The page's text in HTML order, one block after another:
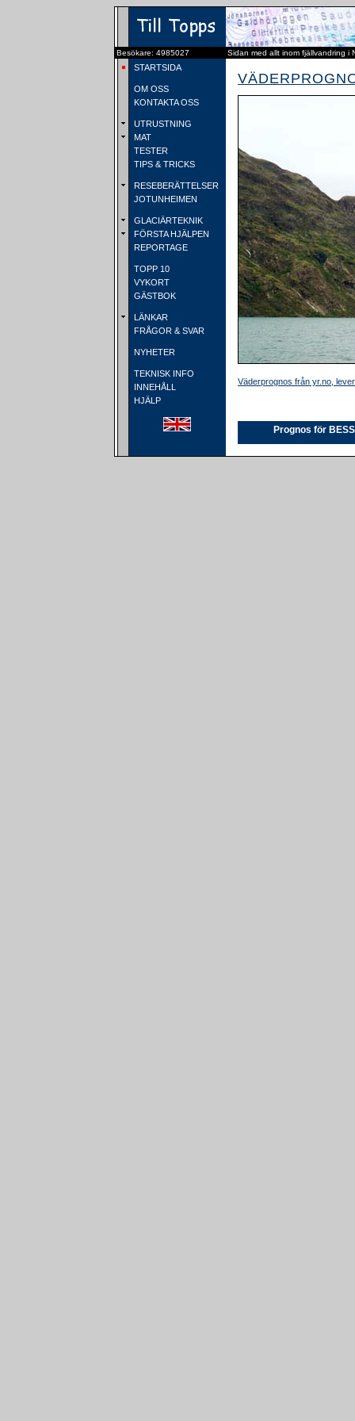
Besökare: 4985027 Sidan med allt inom fjällvandring i
STARTSIDA
OM OSS
KONTAKTA OSS
UTRUSTNING
MAT
TESTER
TIPS & TRICKS
RESEBERÄTTELSER
JOTUNHEIMEN
GLACIÄRTEKNIK
FÖRSTA HJÄLPEN
REPORTAGE
TOPP 10
VYKORT
GÄSTBOK
LÄNKAR
FRÅGOR & SVAR
NYHETER
TEKNISK INFO
INNEHÅLL
HJÄLP
Väderprognos från yr.no,
Prognos för